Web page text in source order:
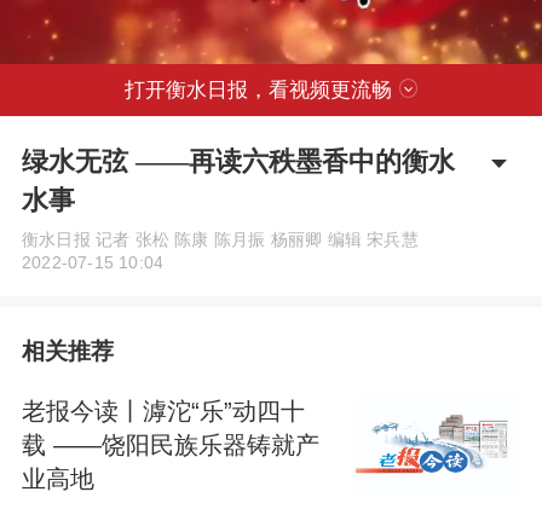
打开衡水日报，看视频更流畅
绿水无弦 ——再读六秩墨香中的衡水
水事
衡水日报 记者 张松 陈康 陈月振 杨丽卿 编辑 宋兵慧
2022-07-15 10:04
相关推荐
老报今读丨滹沱“乐”动四十
载 ——饶阳民族乐器铸就产
业高地